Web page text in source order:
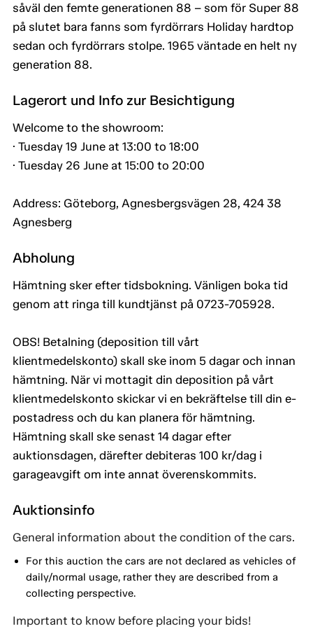
såväl den femte generationen 88 – som för Super 88
på slutet bara fanns som fyrdörrars Holiday hardtop
sedan och fyrdörrars stolpe. 1965 väntade en helt ny
generation 88.
Lagerort und Info zur Besichtigung
Welcome to the showroom:
· Tuesday 19 June at 13:00 to 18:00
· Tuesday 26 June at 15:00 to 20:00
Address: Göteborg, Agnesbergsvägen 28, 424 38
Agnesberg
Abholung
Hämtning sker efter tidsbokning. Vänligen boka tid
genom att ringa till kundtjänst på 0723-705928.
OBS! Betalning (deposition till vårt
klientmedelskonto) skall ske inom 5 dagar och innan
hämtning. När vi mottagit din deposition på vårt
klientmedelskonto skickar vi en bekräftelse till din e-
postadress och du kan planera för hämtning.
Hämtning skall ske senast 14 dagar efter
auktionsdagen, därefter debiteras 100 kr/dag i
garageavgift om inte annat överenskommits.
Auktionsinfo
General information about the condition of the cars.
For this auction the cars are not declared as vehicles of
daily/normal usage, rather they are described from a
collecting perspective.
Important to know before placing your bids!